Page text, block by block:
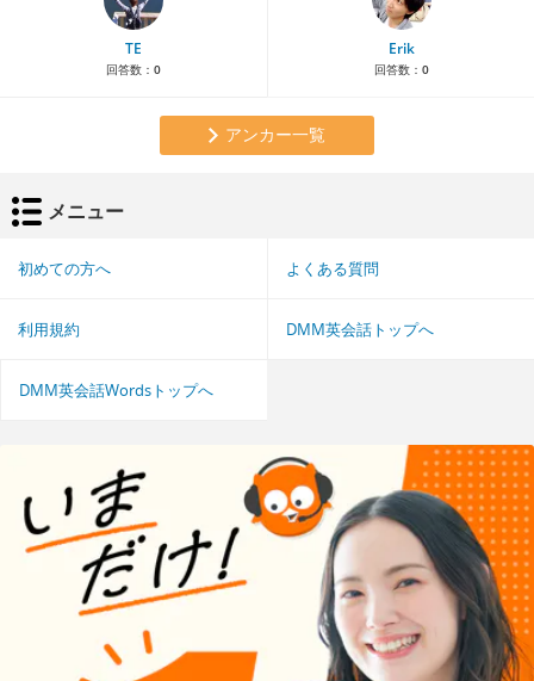
TE
回答数： 0
Erik
回答数： 0
アンカー一覧
メニュー
初めての方へ よくある質問
利用規約 DMM英会話トップへ
DMM英会話Wordsトップへ